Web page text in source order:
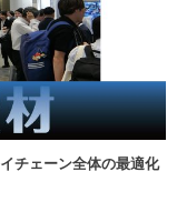
チェーン全体の最適化